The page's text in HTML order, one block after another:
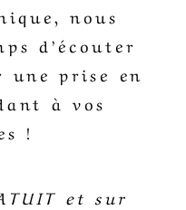
nous
d’écouter
une prise en
à vos
!
et sur